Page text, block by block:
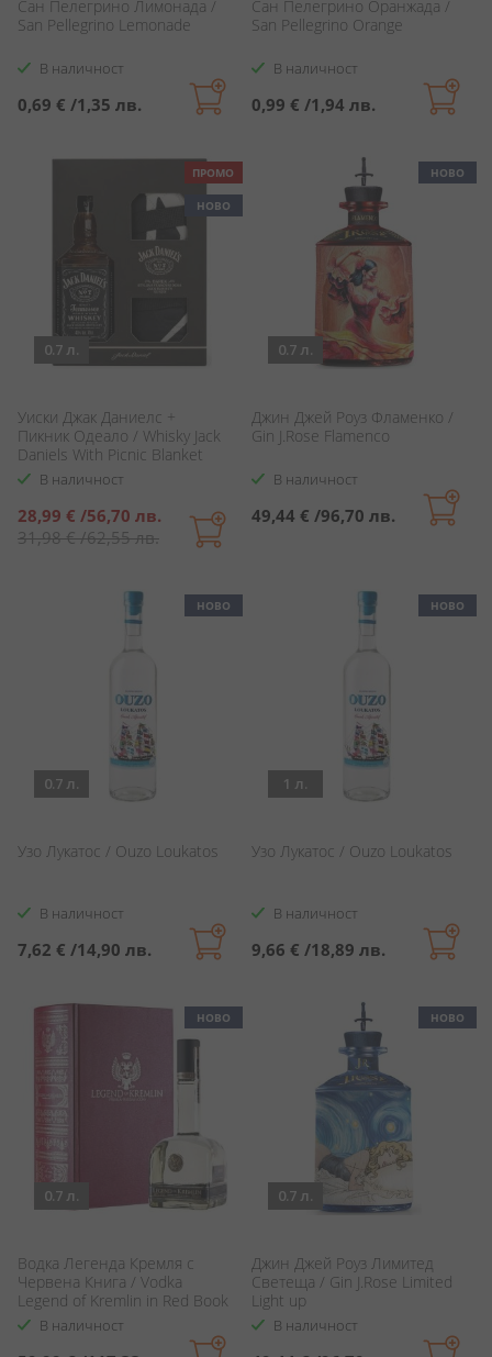
Сан Пелегрино Лимонада /
San Pellegrino Lemonade
В наличност
0,69 € /1,35 лв.
Сан Пелегрино Оранжада /
San Pellegrino Orange
В наличност
0,99 € /1,94 лв.
ПРОМО
НОВО
0.7 л.
Уиски Джак Даниелс +
Пикник Одеало / Whisky Jack
Daniels With Picnic Blanket
В наличност
Специална
цена
28,99 € /56,70 лв.
31,98 €/62,55 лв.
НОВО
0.7 л.
Джин Джей Роуз Фламенко /
Gin J.Rose Flamenco
В наличност
49,44 € /96,70 лв.
НОВО
0.7 л.
Узо Лукатос / Ouzo Loukatos
В наличност
7,62 € /14,90 лв.
НОВО
1 л.
Узо Лукатос / Ouzo Loukatos
В наличност
9,66 € /18,89 лв.
НОВО
0.7 л.
Водка Легенда Кремля с
Червена Книга / Vodka
Legend of Kremlin in Red Book
В наличност
НОВО
0.7 л.
Джин Джей Роуз Лимитед
Светеща / Gin J.Rose Limited
Light up
В наличност